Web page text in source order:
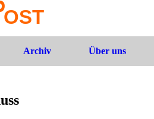
Archiv Über uns